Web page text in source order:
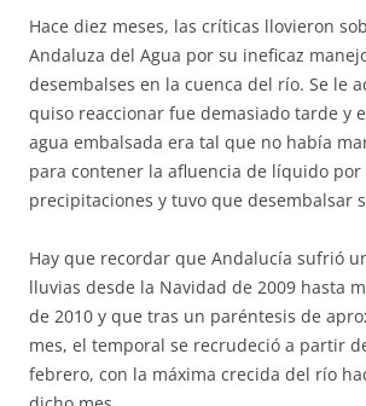
Hace diez meses, las críticas llovieron
Andaluza del Agua por su ineficaz
desembalses en la cuenca del río. Se le
quiso reaccionar fue demasiado tarde y
agua embalsada era tal que no había
para contener la afluencia de líquido por
precipitaciones y tuvo que desembalsar
Hay que recordar que Andalucía sufrió
lluvias desde la Navidad de 2009 hasta
de 2010 y que tras un paréntesis de
mes, el temporal se recrudeció a partir
febrero, con la máxima crecida del río